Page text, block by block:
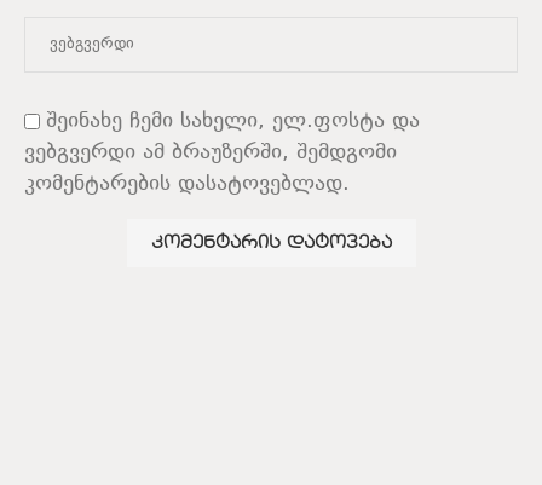
შეინახე ჩემი სახელი, ელ.ფოსტა და
ვებგვერდი ამ ბრაუზერში, შემდგომი
კომენტარების დასატოვებლად.